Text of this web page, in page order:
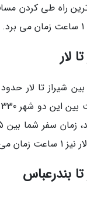
راه طی کردن
لار
می برد.
بندرعباس